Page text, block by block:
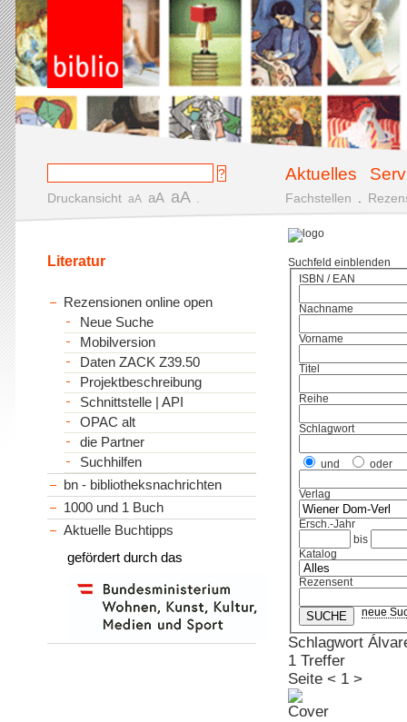
Aktuelles
Druckansicht aA aA aA Fachstellen
Suchfeld einblenden
ISBN / EAN
Nachname
Vorname
Titel
Reihe
Schlagwort
und oder
Verlag
Ersch.-Jahr
bis
Katalog
Rezensent
neue
Schlagwort
1 Treffer
Seite < 1 >
Literatur
Rezensionen online open
Neue Suche
Mobilversion
Daten ZACK Z39.50
Projektbeschreibung
Schnittstelle | API
OPAC alt
die Partner
Suchhilfen
bn - bibliotheksnachrichten
1000 und 1 Buch
Aktuelle Buchtipps
gefördert durch das